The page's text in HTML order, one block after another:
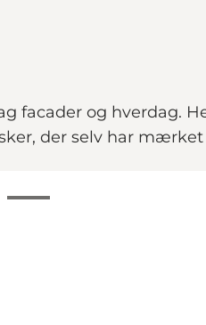
facader og hverdag.
der selv har